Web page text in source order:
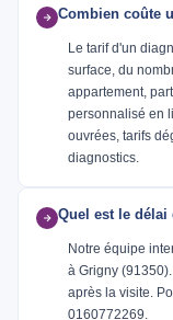
Combien coûte
Le tarif d'un
surface, du
appartement,
personnalisé en
ouvrées, tarifs
diagnostics.
Quel est le
Notre équipe
à Grigny
après la visite.
0160772269.